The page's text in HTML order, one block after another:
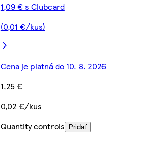
1,09 € s Clubcard
(0,01 €/kus)
Cena je platná do 10. 8. 2026
1,25 €
0,02 €/kus
Quantity controls
Pridať